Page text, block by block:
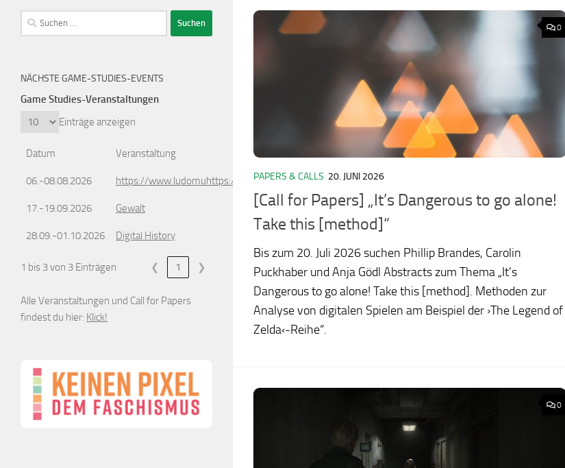
0
PAPERS & CALLS 20. JUNI 2026
[Call for Papers] „It’s Dangerous to go alone!
Take this [method]“
Bis zum 20. Juli 2026 suchen Phillip Brandes, Carolin
Puckhaber und Anja Gödl Abstracts zum Thema „It’s
Dangerous to go alone! Take this [method]. Methoden zur
Analyse von digitalen Spielen am Beispiel der ›The Legend of
Zelda‹-Reihe“.
0
Suchen
nach:
NÄCHSTE GAME-STUDIES-EVENTS
Game Studies-Veranstaltungen
Einträge anzeigen
Datum Veranstaltung
06.-08.08.2026 https://www.ludomuhttps://www.ludomusicology.org/ludo2026/
17.-19.09.2026 Gewalt
28.09.-01.10.2026 Digital History
1 bis 3 von 3 Einträgen ❮ 1 ❯
Alle Veranstaltungen und Call for Papers
findest du hier: Klick!